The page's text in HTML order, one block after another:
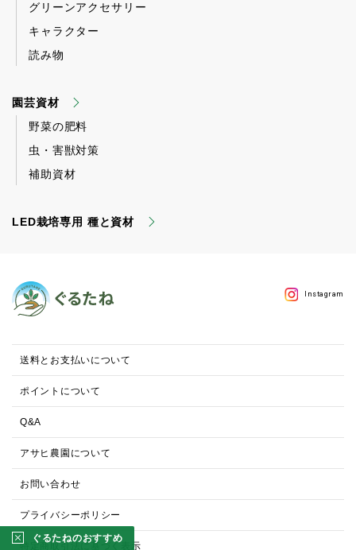
グリーンアクセサリー
キャラクター
読み物
園芸資材
野菜の肥料
虫・害獣対策
補助資材
LED栽培専用 種と資材
Instagram
送料とお支払いについて
ポイントについて
Q&A
アサヒ農園について
お問い合わせ
プライバシーポリシー
特定商取引法に基づく表示
ぐるたねのおすすめ